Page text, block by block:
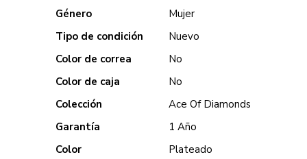
Género
Mujer
Tipo de condición
Nuevo
Color de correa
No
Color de caja
No
Colección
Ace Of Diamonds
Garantía
1 Año
Color
Plateado